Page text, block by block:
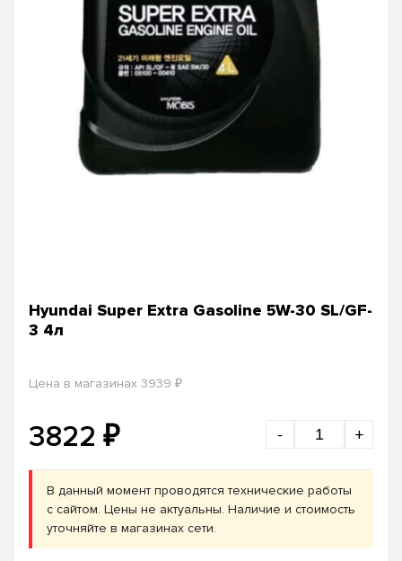
Hyundai Super Extra Gasoline 5W-30 SL/GF-
3 4л
Цена в магазинах 3939 ₽
3822 ₽ - +
В данный момент проводятся технические работы
с сайтом. Цены не актуальны. Наличие и стоимость
уточняйте в магазинах сети.